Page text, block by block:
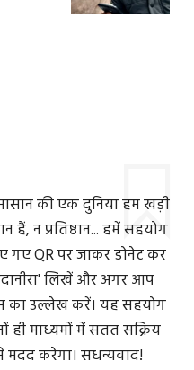
की एक दुनिया हम खड़ी
हैं, न प्रतिष्ठान... हमें सहयोग
गए QR पर जाकर डोनेट कर
लिखें और अगर आप
का उल्लेख करें। यह सहयोग
ही माध्यमों में सतत सक्रिय
मदद करेगा। सधन्यवाद!